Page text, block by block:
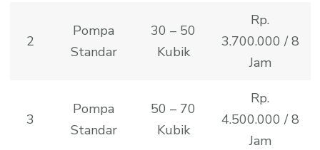
2
Pompa
Standar
30 – 50
Kubik
Rp.
3.700.000 / 8
Jam
3
Pompa
Standar
50 – 70
Kubik
Rp.
4.500.000 / 8
Jam